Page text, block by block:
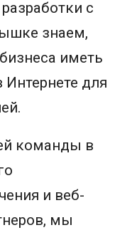
с
знаем,
иметь
Интернете для
команды в
и веб-
мы